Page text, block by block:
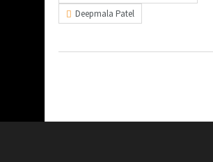
Deepmala Patel